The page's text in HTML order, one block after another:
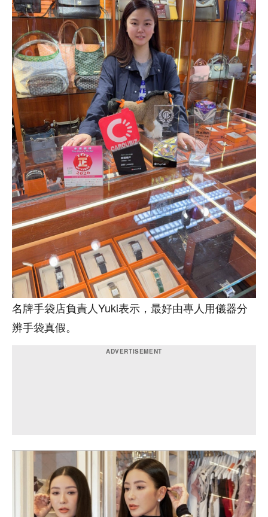
名牌手袋店負責人Yuki表示，最好由專人用儀器分
辨手袋真假。